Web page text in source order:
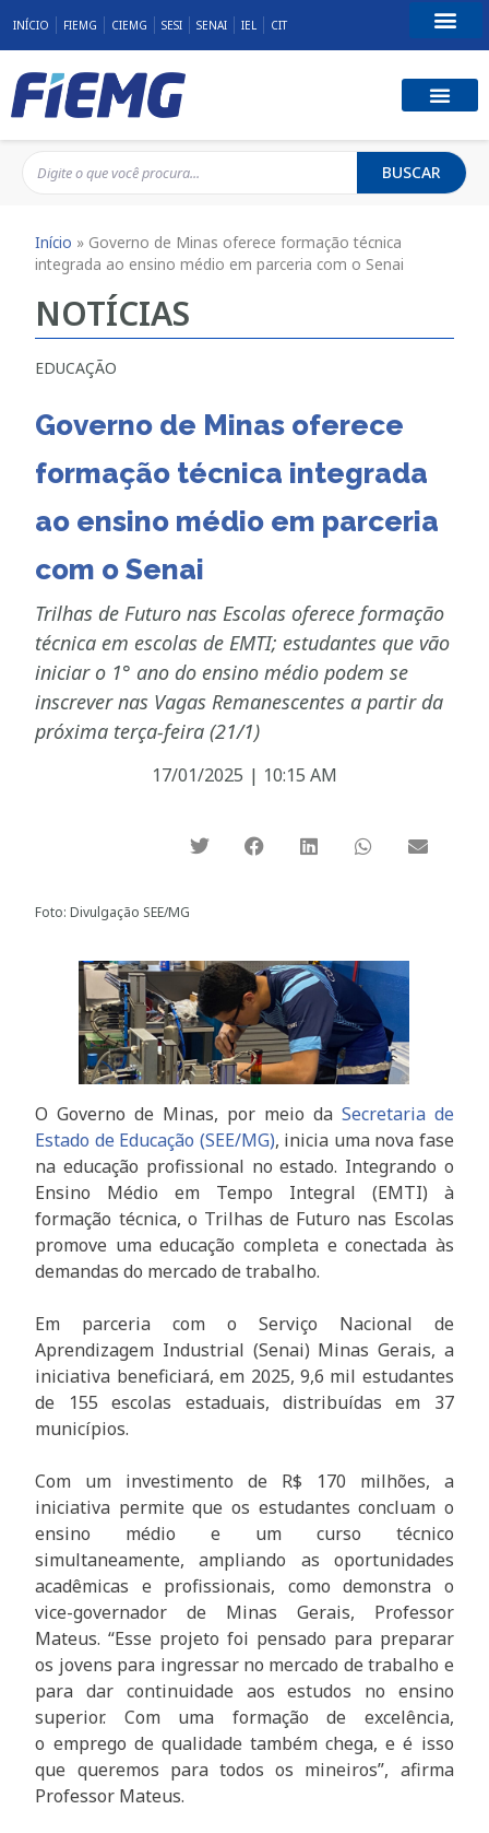
INÍCIO FIEMG CIEMG SESI SENAI IEL CIT
BUSCAR
Início » Governo de Minas oferece formação técnica
integrada ao ensino médio em parceria com o Senai
NOTÍCIAS
EDUCAÇÃO
Governo de Minas oferece
formação técnica integrada
ao ensino médio em parceria
com o Senai
Trilhas de Futuro nas Escolas oferece formação
técnica em escolas de EMTI; estudantes que vão
iniciar o 1° ano do ensino médio podem se
inscrever nas Vagas Remanescentes a partir da
próxima terça-feira (21/1)
17/01/2025 | 10:15 AM
Foto: Divulgação SEE/MG
O Governo de Minas, por meio da Secretaria de
Estado de Educação (SEE/MG), inicia uma nova fase
na educação profissional no estado. Integrando o
Ensino Médio em Tempo Integral (EMTI) à
formação técnica, o Trilhas de Futuro nas Escolas
promove uma educação completa e conectada às
demandas do mercado de trabalho.
Em parceria com o Serviço Nacional de
Aprendizagem Industrial (Senai) Minas Gerais, a
iniciativa beneficiará, em 2025, 9,6 mil estudantes
de 155 escolas estaduais, distribuídas em 37
municípios.
Com um investimento de R$ 170 milhões, a
iniciativa permite que os estudantes concluam o
ensino médio e um curso técnico
simultaneamente, ampliando as oportunidades
acadêmicas e profissionais, como demonstra o
vice-governador de Minas Gerais, Professor
Mateus. “Esse projeto foi pensado para preparar
os jovens para ingressar no mercado de trabalho e
para dar continuidade aos estudos no ensino
superior. Com uma formação de excelência,
o emprego de qualidade também chega, e é isso
que queremos para todos os mineiros”, afirma
Professor Mateus.